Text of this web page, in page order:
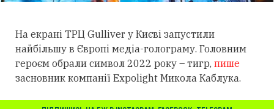
На екрані ТРЦ Gulliver у Києві запустили
найбільшу в Європі медіа-голограму. Головним
героєм обрали символ 2022 року – тигр, пише
засновник компанії Expolight Микола Каблука.